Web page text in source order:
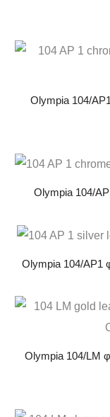
Olympia 104/
Olympia 104/
Olympia 104/AP1
Olympia 104/LM